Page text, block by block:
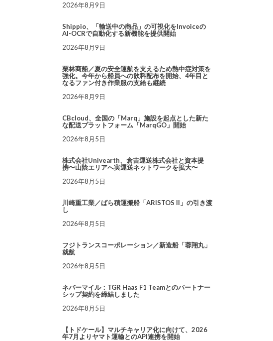
2026年8月9日
Shippio、「輸送中の商品」の可視化をInvoiceの
AI-OCRで自動化する新機能を提供開始
2026年8月9日
栗林商船／夏の安全運航を支えるため熱中症対策を
強化。今年から船員への飲料配布を開始、4年目と
なるファン付き作業服の支給も継続
2026年8月9日
CBcloud、全国の「Marq」施設を起点とした新た
な配送プラットフォーム「MarqGO」開始
2026年8月5日
株式会社Univearth、倉吉運送株式会社と資本提
携〜山陰エリアへ実運送ネットワークを拡大〜
2026年8月5日
川崎重工業／ばら積運搬船「ARISTOS II」の引き渡
し
2026年8月5日
フジトランスコーポレーション／新造船「蓉翔丸」
就航
2026年8月5日
ネバーマイル：TGR Haas F1 Teamとのパートナー
シップ契約を締結しました
2026年8月5日
【トドケール】マルチキャリア化に向けて、2026
年7月よりヤマト運輸とのAPI連携を開始